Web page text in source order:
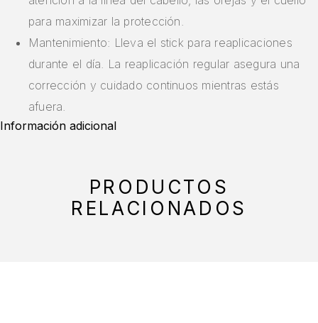
para maximizar la protección.
Mantenimiento: Lleva el stick para reaplicaciones
durante el día. La reaplicación regular asegura una
corrección y cuidado continuos mientras estás
afuera.
Información adicional
PRODUCTOS
RELACIONADOS